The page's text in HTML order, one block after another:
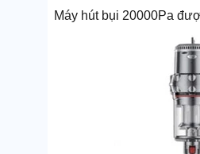
Máy hút bụi 20000Pa